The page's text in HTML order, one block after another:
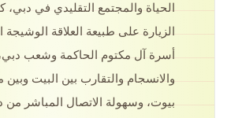
الحياة والمجتمع التقليدي في
الزيارة على طبيعة العلاقة
أسرة آل مكتوم الحاكمة وشعب
والانسجام والتقارب بين البيت وبين
بيوت، وسهولة الاتصال المباشر من